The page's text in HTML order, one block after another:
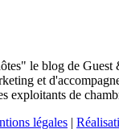
le blog de Guest
et
exploitants de
légales |